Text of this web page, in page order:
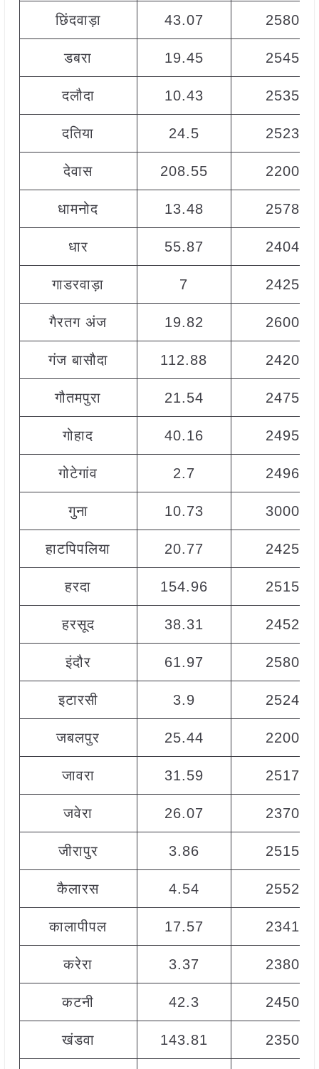
छिंदवाड़ा 43.07 2580
डबरा 19.45 2545
दलौदा 10.43 2535
दतिया 24.5 2523
देवास 208.55 2200
धामनोद 13.48 2578
धार 55.87 2404
गाडरवाड़ा 7 2425
गैरतग अंज 19.82 2600
गंज बासौदा 112.88 2420
गौतमपुरा 21.54 2475
गोहाद 40.16 2495
गोटेगांव 2.7 2496
गुना 10.73 3000
हाटपिपलिया 20.77 2425
हरदा 154.96 2515
हरसूद 38.31 2452
इंदौर 61.97 2580
इटारसी 3.9 2524
जबलपुर 25.44 2200
जावरा 31.59 2517
जवेरा 26.07 2370
जीरापुर 3.86 2515
कैलारस 4.54 2552
कालापीपल 17.57 2341
करेरा 3.37 2380
कटनी 42.3 2450
खंडवा 143.81 2350